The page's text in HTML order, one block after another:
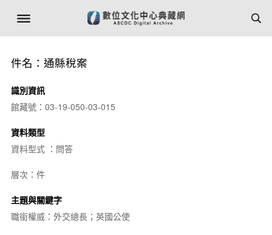
件名：通縣稅案
識別資訊
館藏號：03-19-050-03-015
資料類型
資料型式 ：問答
層次：件
主題與關鍵字
職銜權威：外交總長；英國公使